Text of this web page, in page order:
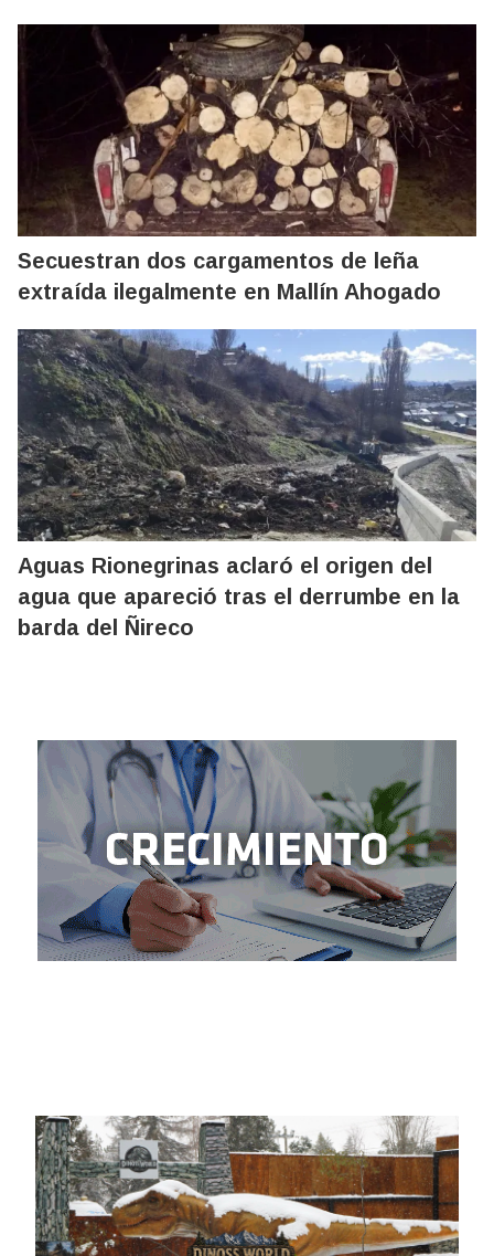
Secuestran dos cargamentos de leña
extraída ilegalmente en Mallín Ahogado
Aguas Rionegrinas aclaró el origen del
agua que apareció tras el derrumbe en la
barda del Ñireco